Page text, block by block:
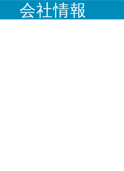
会社情報